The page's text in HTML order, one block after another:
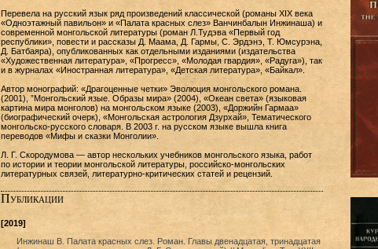
Перевела на русский язык ряд произведений классической (романы XIX века
«Одноэтажный павильон» и «Палата красных слез» Ванчинбалын Инжинаша) и
современной монгольской литературы (роман Л.Тудэва «Первый год
республики», повести и рассказы Д. Маама, Д. Гармы, С. Эрдэнэ, Т. Юмсурэна,
Д. Батбаяра), опубликованных как отдельными изданиями (издательства
«Художественная литература», «Прогресс», «Молодая гвардия», «Радуга»), так
и в журналах «Иностранная литература», «Детская литература», «Байкал».
Автор монографий: «Драгоценные четки» Эволюция монгольского романа.
(2001), ”Монгольский язые. Образы мира» (2004), «Океан света» (языковая
картина мира монголов) на монгольском языке (2003), «Доржийн Гармаа»
(биографический очерк), «Монгольская астрология Дзурхай», Тематического
монгольско-русского словаря. В 2003 г. на русском языке вышла книга
переводов «Мифы и сказки Монголии».
Л. Г. Скородумова — автор нескольких учебников монгольского языка, работ
по истории и теории монгольской литературы, российско-монгольских
литературных связей, литературно-критических статей и рецензий.
Публикации
[2019]
Инжинаш В. Палата красных слез. Роман. Главы двенадцатая, тринадцатая